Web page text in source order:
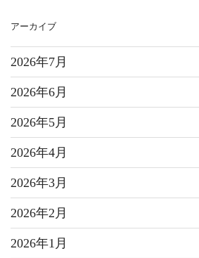
アーカイブ
2026年7月
2026年6月
2026年5月
2026年4月
2026年3月
2026年2月
2026年1月